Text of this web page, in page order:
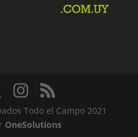
Todo el Campo 2021
OneSolutions